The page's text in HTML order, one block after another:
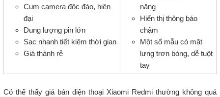
Cụm camera độc đáo, hiện
đại
Dung lượng pin lớn
Sạc nhanh tiết kiệm thời gian
Giá thành rẻ
nặng
Hiển thị thông báo
chậm
Một số mẫu có mặt
lưng trơn bóng, dễ tuột
tay
Có thể thấy giá bán điện thoại Xiaomi Redmi thường không quá